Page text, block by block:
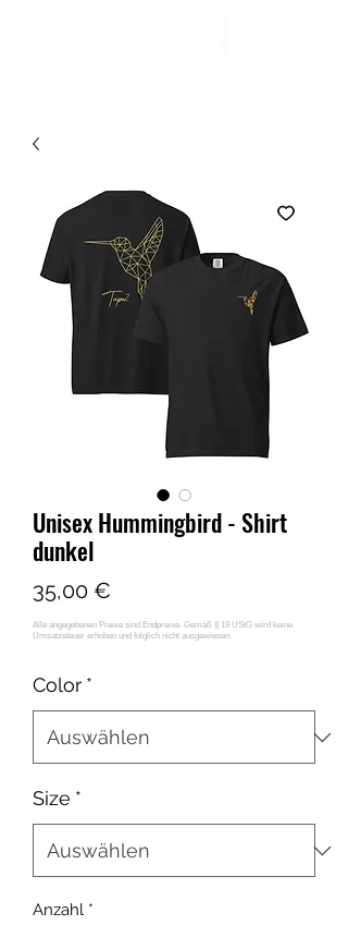
Unisex Hummingbird - Shirt
dunkel
35,00 €
Color *
Size *
Anzahl *